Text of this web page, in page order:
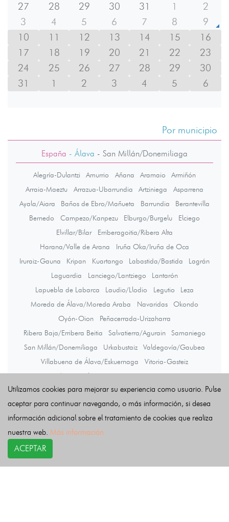
27
28 29 30 31 1
2
3
4 5 6 7 8
9
10
11 12 13 14 15
16
17
18 19 20 21 22
23
24
25 26 27 28 29
30
31
1 2 3 4 5 6
Por municipio
España - Álava - San Millán/Donemiliaga
Alegría-Dulantzi Amurrio Añana Aramaio
Armiñón
Arraia-Maeztu
Arrazua-Ubarrundia Artziniega
Asparrena
Ayala/Aiara
Baños de Ebro/Mañueta Barrundia
Berantevilla
Bernedo
Campezo/Kanpezu Elburgo/Burgelu
Elciego
Elvillar/Bilar
Erriberagoitia/Ribera Alta
Harana/Valle de Arana
Iruña Oka/Iruña de Oca
Iruraiz-Gauna
Kripan Kuartango Labastida/Bastida
Lagrán
Laguardia
Lanciego/Lantziego
Lantarón
Lapuebla de Labarca
Laudio/Llodio Legutio
Leza
Moreda de Álava/Moreda Araba
Navaridas
Okondo
Oyón-Oion
Peñacerrada-Urizaharra
Ribera Baja/Erribera Beitia
Salvatierra/Agurain
Samaniego
San Millán/Donemiliaga
Urkabustaiz
Valdegovía/Gaubea
Villabuena de Álava/Eskuernaga
Vitoria-Gasteiz
Yécora/Iekora
Zalduondo Zambrana Zigoitia Zuia
Últimas noticias
Utilizamos cookies para mejorar su experiencia como usuario. Pulse
aceptar para continuar navegando, o más información, si desea
información adicional sobre el tratamiento de cookies que realiza
nuestra web. Más información
ACEPTAR